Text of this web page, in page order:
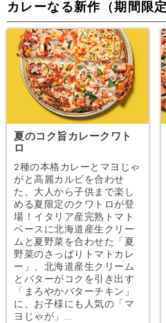
カレーなる新作（期間限定
夏のコク旨カレークワト
ロ
2種の本格カレーとマヨじゃ
がと高麗カルビを合わせ
た、大人から子供まで楽し
める夏限定のクワトロが登
場！イタリア産完熟トマト
ベースに北海道産生クリー
ムと夏野菜を合わせた「夏
野菜のさっぱりトマトカレ
ー」、北海道産生クリーム
とバターがコクを引き出す
「まろやかバターチキン」
に、お子様にも人気の「マ
ヨじゃが」...